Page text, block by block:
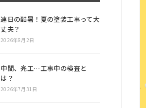
連日の酷暑！夏の塗装工事って大
丈夫？
2026年8月2日
中間、完工…工事中の検査と
は？
2026年7月31日